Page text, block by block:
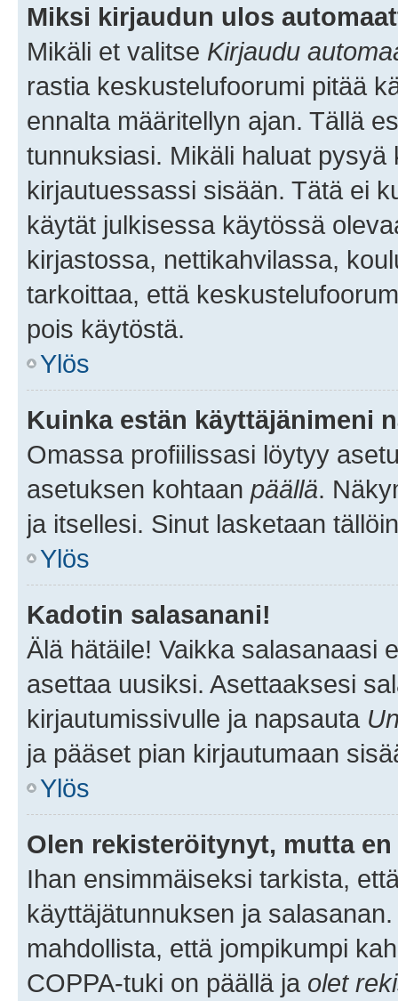
Miksi kirjaudun ulos
Mikäli et valitse Kirjaudu
rastia keskustelufoorumi pitää
ennalta määritellyn ajan. Tällä
tunnuksiasi. Mikäli haluat
kirjautuessassi sisään. Tätä ei
käytät julkisessa käytössä
kirjastossa, nettikahvilassa,
tarkoittaa, että
pois käytöstä.
Ylös
Kuinka estän käyttäjänimeni
Omassa profiilissasi löytyy
asetuksen kohtaan päällä.
ja itsellesi. Sinut lasketaan
Ylös
Kadotin salasanani!
Älä hätäile! Vaikka salasanaasi
asettaa uusiksi. Asettaaksesi
kirjautumissivulle ja napsauta
ja pääset pian kirjautumaan
Ylös
Olen rekisteröitynyt, mutta
Ihan ensimmäiseksi tarkista,
käyttäjätunnuksen ja
mahdollista, että jompikumpi
COPPA-tuki on päällä ja olet